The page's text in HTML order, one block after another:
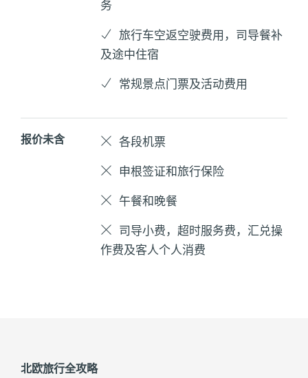
务
旅行车空返空驶费用，司导餐补
及途中住宿
常规景点门票及活动费用
报价未含 各段机票
申根签证和旅行保险
午餐和晚餐
司导小费，超时服务费，汇兑操
作费及客人个人消费
北欧旅行全攻略